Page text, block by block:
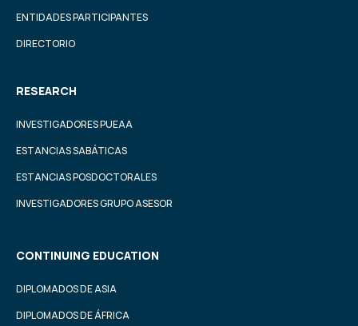
ENTIDADES PARTICIPANTES
DIRECTORIO
RESEARCH
INVESTIGADORES PUEAA
ESTANCIAS SABÁTICAS
ESTANCIAS POSDOCTORALES
INVESTIGADORES GRUPO ASESOR
CONTINUING EDUCATION
DIPLOMADOS DE ASIA
DIPLOMADOS DE ÁFRICA